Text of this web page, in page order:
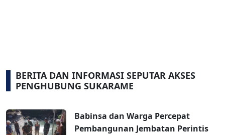
BERITA DAN INFORMASI SEPUTAR AKSES
PENGHUBUNG SUKARAME
Babinsa dan Warga Percepat
Pembangunan Jembatan Perintis